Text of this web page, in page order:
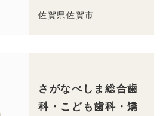
佐賀県佐賀市
さがなべしま総合歯
科・こども歯科・矯